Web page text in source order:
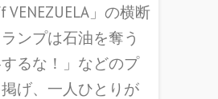
VENEZUELA」の横断
ンプは石油を奪う
るな！」などのプ
げ、一人ひとりが